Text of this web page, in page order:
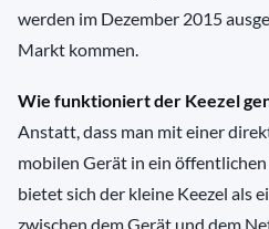
werden im Dezember 2015
Markt kommen.
Wie funktioniert der Keezel
Anstatt, dass man mit einer
mobilen Gerät in ein
bietet sich der kleine Keezel als
zwischen dem Gerät und dem